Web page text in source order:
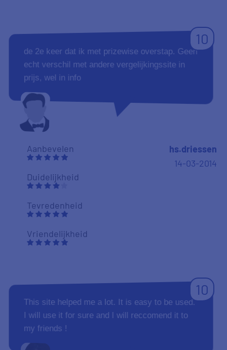
10
de 2e keer dat ik met prizewise overstap. Geen
echt verschil met andere vergelijkingssite in
prijs, wel in info
Aanbevelen
Duidelijkheid
Tevredenheid
Vriendelijkheid
hs.driessen
14-03-2014
10
This site helped me a lot. It is easy to be used.
I will use it for sure and I will reccomend it to
my friends !